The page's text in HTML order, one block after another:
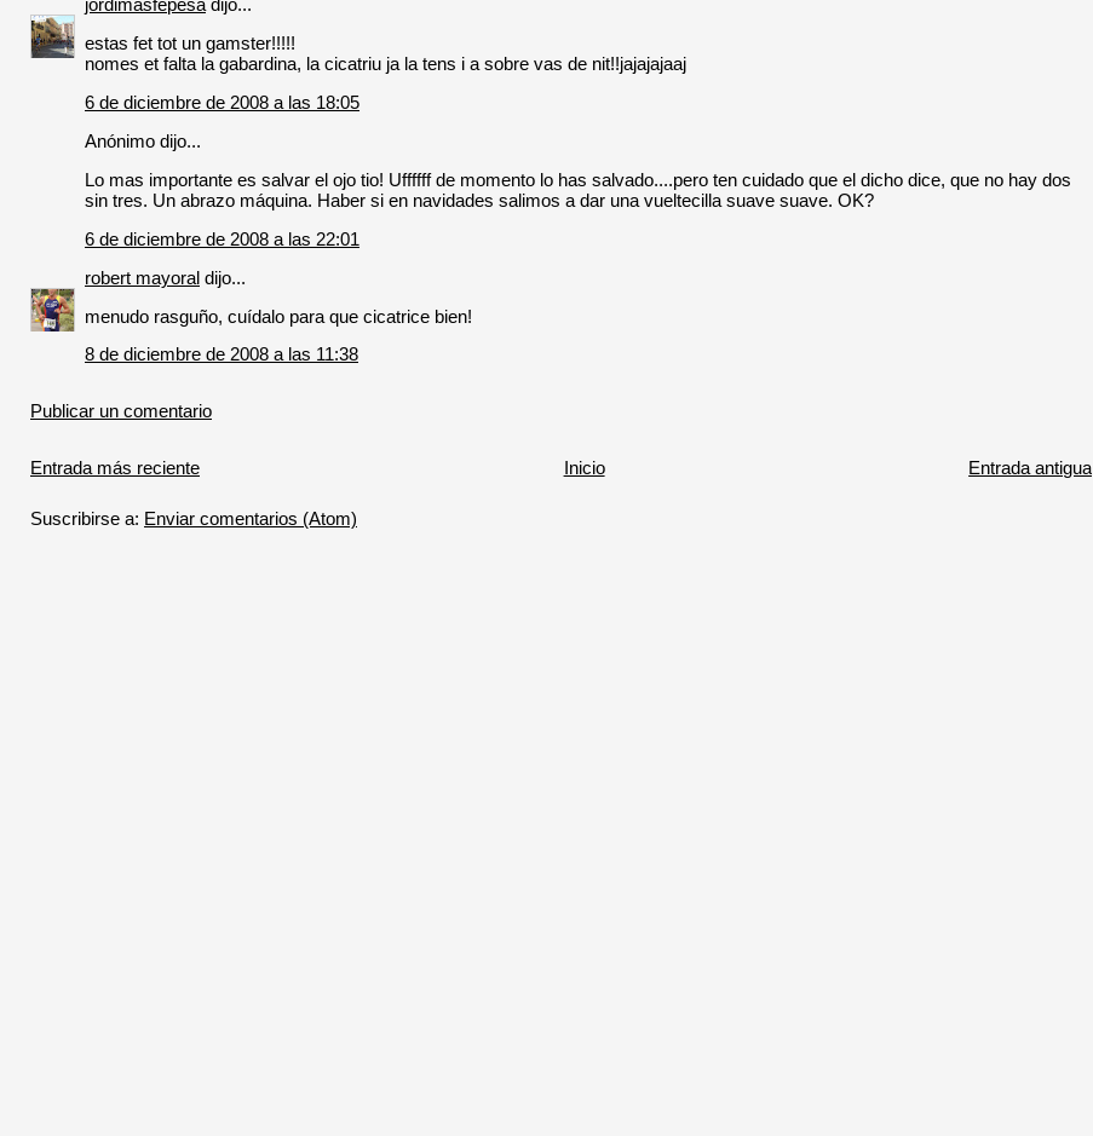
jordimasfepesa dijo...
estas fet tot un gamster!!!!!
nomes et falta la gabardina, la cicatriu ja la tens i a sobre vas de nit!!jajajajaaj
6 de diciembre de 2008 a las 18:05
Anónimo dijo...
Lo mas importante es salvar el ojo tio! Uffffff de momento lo has salvado....pero ten cuidado que el dicho dice, que no hay dos
sin tres. Un abrazo máquina. Haber si en navidades salimos a dar una vueltecilla suave suave. OK?
6 de diciembre de 2008 a las 22:01
robert mayoral dijo...
menudo rasguño, cuídalo para que cicatrice bien!
8 de diciembre de 2008 a las 11:38
Publicar un comentario
Entrada más reciente Entrada antigua
Inicio
Suscribirse a: Enviar comentarios (Atom)